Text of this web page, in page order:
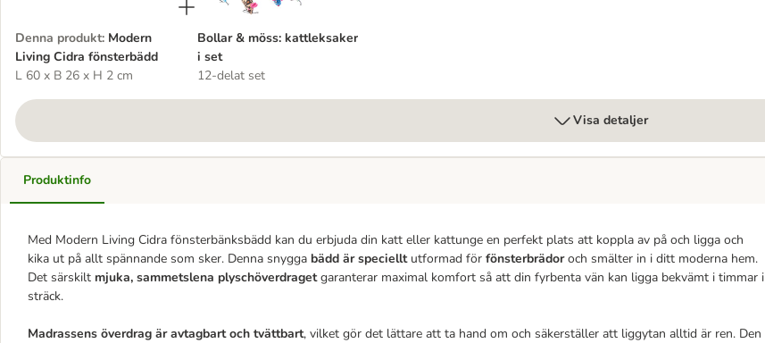
Denna produkt: Modern
Living Cidra fönsterbädd
L 60 x B 26 x H 2 cm
Bollar & möss: kattleksaker
i set
12-delat set
Visa detaljer
Produktinfo
Med Modern Living Cidra fönsterbänksbädd kan du erbjuda din katt eller kattunge en perfekt plats att koppla av på och ligga och
kika ut på allt spännande som sker. Denna snygga bädd är speciellt utformad för fönsterbrädoroch smälter in i ditt moderna hem.
Det särskilt mjuka, sammetslena plyschöverdragetgaranterar maximal komfort så att din fyrbenta vän kan ligga bekvämt i timmar i
sträck.
Madrassens överdrag är avtagbart och tvättbart, vilket gör det lättare att ta hand om och säkerställer att liggytan alltid är ren. Den